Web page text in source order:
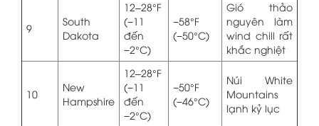
9
South
Dakota
12–28°F
(−11
đến
−2°C)
−58°F
(−50°C)
Gió thảo
nguyên làm
wind chill rất
khắc nghiệt
10
New
Hampshire
12–28°F
(−11
đến
−2°C)
−50°F
(−46°C)
Núi White
Mountains
lạnh kỷ lục